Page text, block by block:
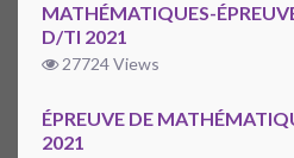
MATHÉMATIQUES-
D/TI 2021
27724 Views
ÉPREUVE DE
2021